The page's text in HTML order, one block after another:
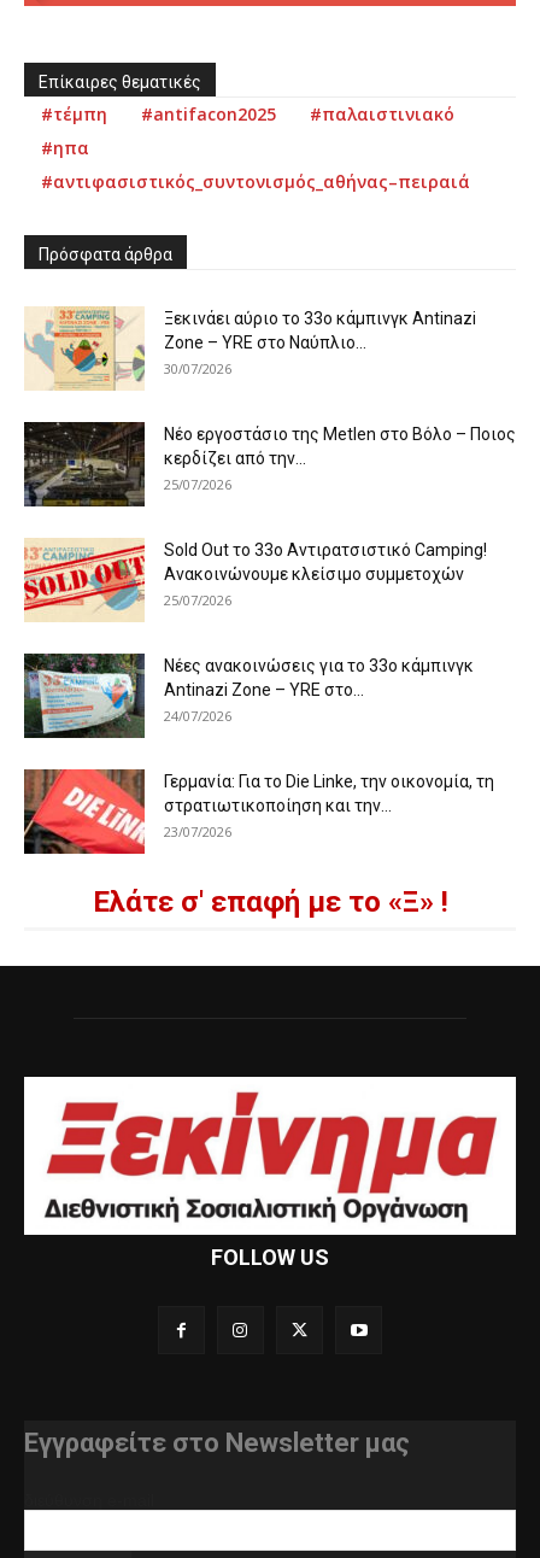
Επίκαιρες θεματικές
#τέμπη #antifacon2025
#παλαιστινιακό
#ηπα
#αντιφασιστικός_συντονισμός_αθήνας–πειραιά
Πρόσφατα άρθρα
Ξεκινάει αύριο το 33ο κάμπινγκ Antinazi
Zone – YRE στο Ναύπλιο...
30/07/2026
Νέο εργοστάσιο της Metlen στο Βόλο – Ποιος
κερδίζει από την...
25/07/2026
Sold Out το 33ο Αντιρατσιστικό Camping!
Ανακοινώνουμε κλείσιμο συμμετοχών
25/07/2026
Νέες ανακοινώσεις για το 33ο κάμπινγκ
Antinazi Zone – YRE στο...
24/07/2026
Γερμανία: Για το Die Linke, την οικονομία, τη
στρατιωτικοποίηση και την...
23/07/2026
Ελάτε σ' επαφή με το «Ξ» !
FOLLOW US
Εγγραφείτε στο Newsletter μας